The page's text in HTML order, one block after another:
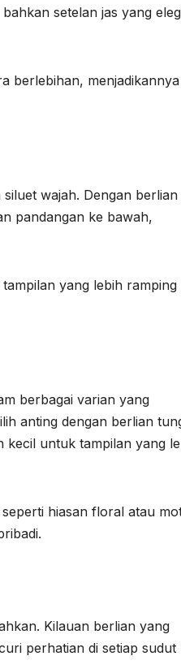
setelan jas yang
berlebihan, menjadikannya
wajah. Dengan
pandangan ke bawah,
yang lebih ramping
berbagai varian yang
anting dengan berlian
kecil untuk tampilan yang
hiasan floral atau
Kilauan berlian yang
perhatian di setiap sudut